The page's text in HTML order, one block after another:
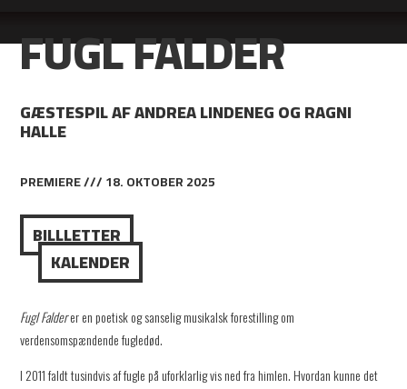
FUGL FALDER
GÆSTESPIL AF ANDREA LINDENEG OG RAGNI
HALLE
PREMIERE /// 18. OKTOBER 2025
BILLLETTER
KALENDER
Fugl Falderer en poetisk og sanselig musikalsk forestilling om
verdensomspændende fugledød.
I 2011 faldt tusindvis af fugle på uforklarlig vis ned fra himlen. Hvordan kunne det